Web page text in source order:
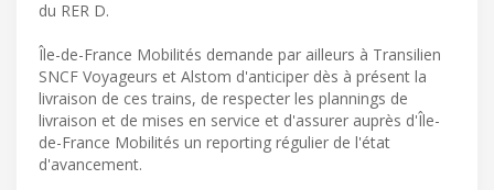
du RER D.
Île-de-France Mobilités demande par ailleurs à Transilien
SNCF Voyageurs et Alstom d'anticiper dès à présent la
livraison de ces trains, de respecter les plannings de
livraison et de mises en service et d'assurer auprès d'Île-
de-France Mobilités un reporting régulier de l'état
d'avancement.